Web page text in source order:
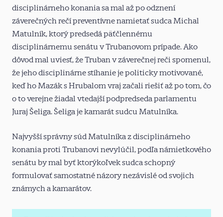
disciplinárneho konania sa mal až po odznení
záverečných rečí preventívne namietať sudca Michal
Matulník, ktorý predsedá päťčlennému
disciplinárnemu senátu v Trubanovom prípade. Ako
dôvod mal uviesť, že Truban v záverečnej reči spomenul,
že jeho disciplinárne stíhanie je politicky motivované,
keď ho Mazák s Hrubalom vraj začali riešiť až po tom, čo
o to verejne žiadal vtedajší podpredseda parlamentu
Juraj Šeliga. Šeliga je kamarát sudcu Matulníka.
Najvyšší správny súd Matulníka z disciplinárneho
konania proti Trubanovi nevylúčil, podľa námietkového
senátu by mal byť ktorýkoľvek sudca schopný
formulovať samostatné názory nezávislé od svojich
známych a kamarátov.